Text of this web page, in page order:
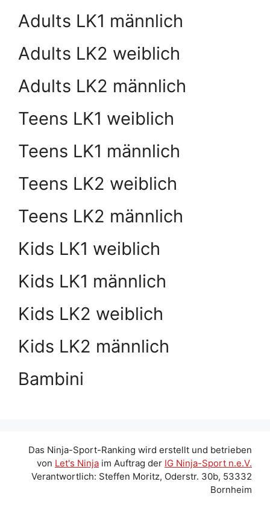
Adults LK1 männlich
Adults LK2 weiblich
Adults LK2 männlich
Teens LK1 weiblich
Teens LK1 männlich
Teens LK2 weiblich
Teens LK2 männlich
Kids LK1 weiblich
Kids LK1 männlich
Kids LK2 weiblich
Kids LK2 männlich
Bambini
Das Ninja-Sport-Ranking wird erstellt und betrieben
von Let's Ninja im Auftrag der IG Ninja-Sport n.e.V.
Verantwortlich: Steffen Moritz, Oderstr. 30b, 53332
Bornheim